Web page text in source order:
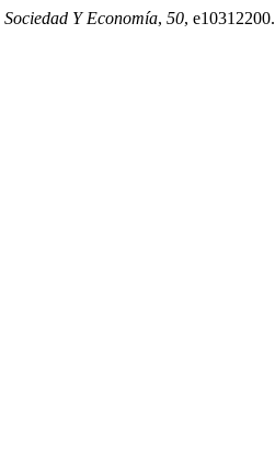
Sociedad Y Economía, 50, e10312200.